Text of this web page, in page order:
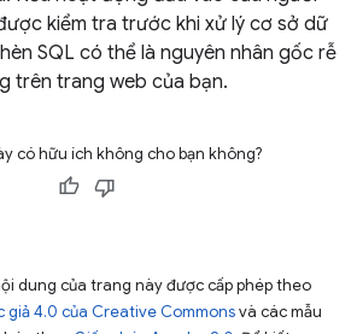
kiểm tra trước khi xử lý cơ sở dữ
SQL có thể là nguyên nhân gốc rễ
trên trang web của bạn.
có hữu ích không cho bạn không?
dung của trang này được cấp phép theo
giả 4.0 của Creative Commonsvà các mẫu